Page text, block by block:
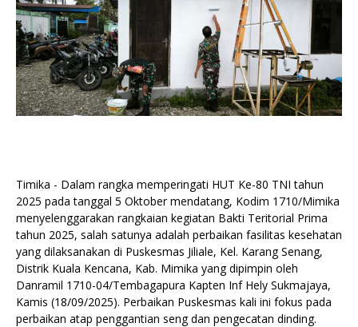
Timika - Dalam rangka memperingati HUT Ke-80 TNI tahun
2025 pada tanggal 5 Oktober mendatang, Kodim 1710/Mimika
menyelenggarakan rangkaian kegiatan Bakti Teritorial Prima
tahun 2025, salah satunya adalah perbaikan fasilitas kesehatan
yang dilaksanakan di Puskesmas Jiliale, Kel. Karang Senang,
Distrik Kuala Kencana, Kab. Mimika yang dipimpin oleh
Danramil 1710-04/Tembagapura Kapten Inf Hely Sukmajaya,
Kamis (18/09/2025). Perbaikan Puskesmas kali ini fokus pada
perbaikan atap penggantian seng dan pengecatan dinding.